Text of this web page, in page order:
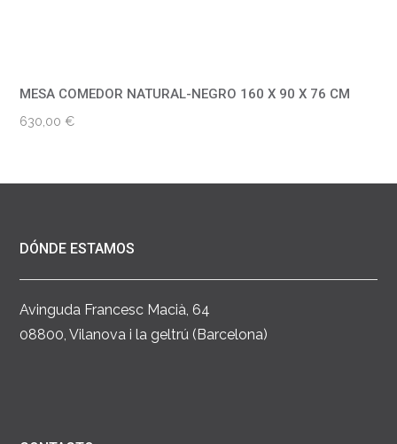
MESA COMEDOR NATURAL-NEGRO 160 X 90 X 76 CM
630,00€
DÓNDE ESTAMOS
Avinguda Francesc Macià, 64
08800, Vilanova i la geltrú (Barcelona)